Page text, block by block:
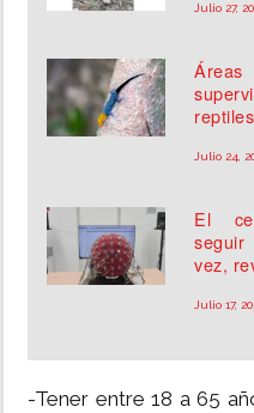
Julio 27,
Julio 24,
El
seguir
vez,
Julio 17,
-Tener entre 18 a 65